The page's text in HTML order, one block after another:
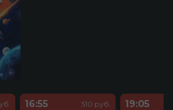
16:55
510 руб.
19:05